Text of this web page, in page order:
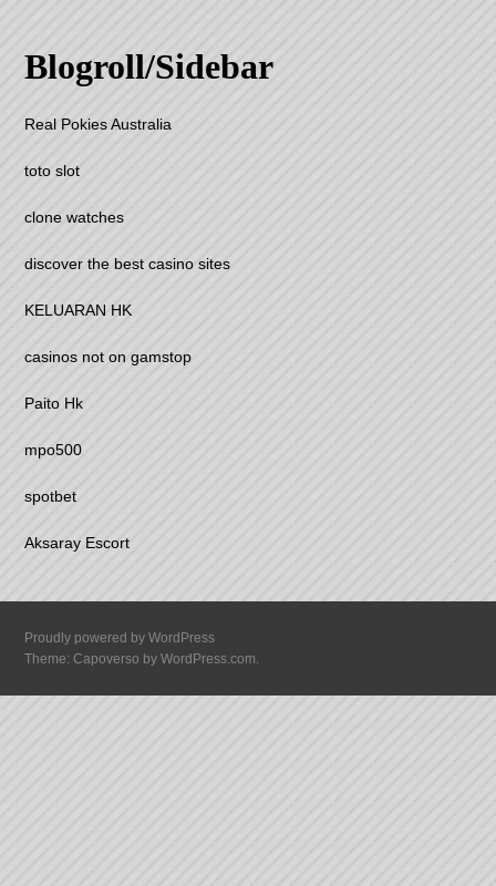
Blogroll/Sidebar
Real Pokies Australia
toto slot
clone watches
discover the best casino sites
KELUARAN HK
casinos not on gamstop
Paito Hk
mpo500
spotbet
Aksaray Escort
Proudly powered by WordPress
Theme: Capoverso byWordPress.com.